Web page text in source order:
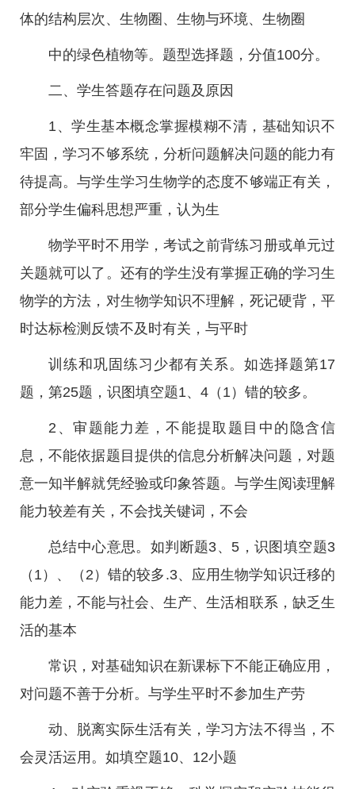
体的结构层次、生物圈、生物与环境、生物圈
中的绿色植物等。题型选择题，分值100分。
二、学生答题存在问题及原因
1、学生基本概念掌握模糊不清，基础知识不
牢固，学习不够系统，分析问题解决问题的能力有
待提高。与学生学习生物学的态度不够端正有关，
部分学生偏科思想严重，认为生
物学平时不用学，考试之前背练习册或单元过
关题就可以了。还有的学生没有掌握正确的学习生
物学的方法，对生物学知识不理解，死记硬背，平
时达标检测反馈不及时有关，与平时
训练和巩固练习少都有关系。如选择题第17
题，第25题，识图填空题1、4（1）错的较多。
2、审题能力差，不能提取题目中的隐含信
息，不能依据题目提供的信息分析解决问题，对题
意一知半解就凭经验或印象答题。与学生阅读理解
能力较差有关，不会找关键词，不会
总结中心意思。如判断题3、5，识图填空题3
（1）、（2）错的较多.3、应用生物学知识迁移的
能力差，不能与社会、生产、生活相联系，缺乏生
活的基本
常识，对基础知识在新课标下不能正确应用，
对问题不善于分析。与学生平时不参加生产劳
动、脱离实际生活有关，学习方法不得当，不
会灵活运用。如填空题10、12小题